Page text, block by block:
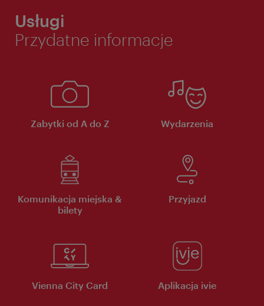
Usługi
Przydatne informacje
Zabytki od A do Z Wydarzenia
Komunikacja miejska &
bilety
Przyjazd
Vienna City Card Aplikacja ivie